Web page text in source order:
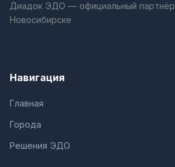
Диадок ЭДО — официальный партнёр
Новосибирске
Навигация
Главная
Города
Решения ЭДО